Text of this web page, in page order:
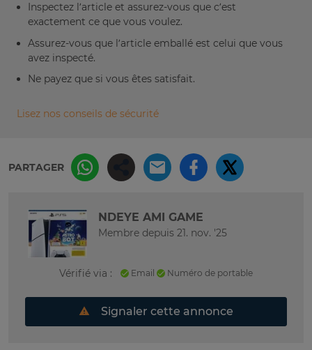
Inspectez l’article et assurez-vous que c’est
exactement ce que vous voulez.
Assurez-vous que l’article emballé est celui que vous
avez inspecté.
Ne payez que si vous êtes satisfait.
Lisez nos conseils de sécurité
PARTAGER
NDEYE AMI GAME
Membre depuis 21. nov. '25
Vérifié via : Email Numéro de portable
Signaler cette annonce